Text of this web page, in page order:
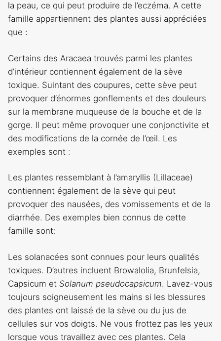
la peau, ce qui peut produire de l’eczéma. A cette
famille appartiennent des plantes aussi appréciées
que :
Certains des Aracaea trouvés parmi les plantes
d’intérieur contiennent également de la sève
toxique. Suintant des coupures, cette sève peut
provoquer d’énormes gonflements et des douleurs
sur la membrane muqueuse de la bouche et de la
gorge. Il peut même provoquer une conjonctivite et
des modifications de la cornée de l’œil. Les
exemples sont :
Les plantes ressemblant à l’amaryllis (Lillaceae)
contiennent également de la sève qui peut
provoquer des nausées, des vomissements et de la
diarrhée. Des exemples bien connus de cette
famille sont:
Les solanacées sont connues pour leurs qualités
toxiques. D’autres incluent Browalolia, Brunfelsia,
Capsicum et Solanum pseudocapsicum. Lavez-vous
toujours soigneusement les mains si les blessures
des plantes ont laissé de la sève ou du jus de
cellules sur vos doigts. Ne vous frottez pas les yeux
lorsque vous travaillez avec ces plantes. Cela